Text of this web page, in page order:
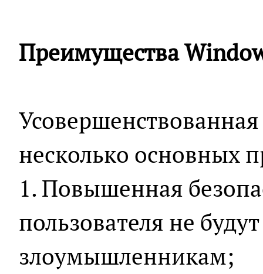
Преимущества
несколько основных
1. Повышенная
пользователя не
злоумышленникам;